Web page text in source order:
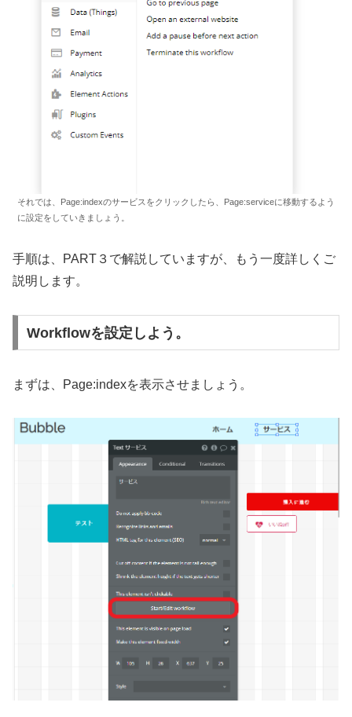
それでは、Page:indexのサービスをクリックしたら、Page:serviceに移動するよう
に設定をしていきましょう。
手順は、PART３で解説していますが、もう一度詳しくご
説明します。
Workflowを設定しよう。
まずは、Page:indexを表示させましょう。